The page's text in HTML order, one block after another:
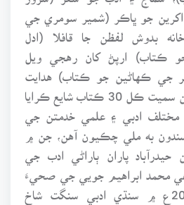
اکرين جو ڀاڪر (شمير سومري جي
بدوش لفظن جا قافلا (ادل
ڪتاب) ارپڻ کان رهجي ويل
جي ڪهاڻين جو ڪتاب) هدايت
منگيءَ جا ٻن اهم ڪتابن سميت ڪل 30 ڪتاب شايع ڪرايا
مختلف ادبي ۽ علمي خدمتن جي
به ملي چڪيون آهن، جن ۾
حيدرآباد پاران ٻاراڻي ادب جي
محمد ابراهيم جويي جي صحيءَ
سان ”مڃتا سند“، 2004ع ۾ سنڌي ادبي سنگت شاخ